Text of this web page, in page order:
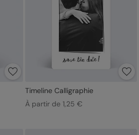
Timeline Calligraphie
À partir de 1,25 €